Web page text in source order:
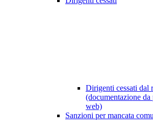
Dirigenti cessati dal
(documentazione
web)
Sanzioni per mancata